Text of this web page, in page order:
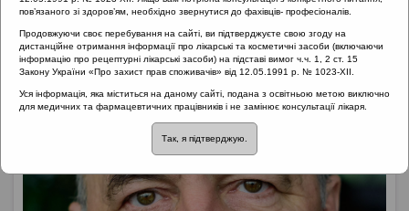
пов’язаного зі здоров’ям, необхідно звернутися до фахівців- професіоналів.
Продовжуючи своє перебування на сайті, ви підтверджуєте свою згоду на
дистанційне отримання інформації про лікарські та косметичні засоби (включаючи
інформацію про рецептурні лікарські засоби) на підставі вимог ч.ч. 1, 2 ст. 15
Закону України «Про захист прав споживачів» від 12.05.1991 р. № 1023-XII.
Уся інформація, яка міститься на даному сайті, подана з освітньою метою виключно
для медичних та фармацевтичних працівників і не замінює консультації лікаря.
Так, я підтверджую.